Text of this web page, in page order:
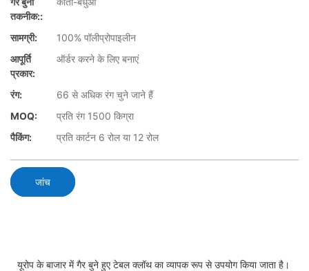
तकनीक::
सामग्री:
100% पॉलीप्रोपाइलीन
आपूर्ति
प्रकार:
ऑर्डर करने के लिए बनाएं
रंग:
66 से अधिक रंग चुने जाने हैं
MOQ:
प्रति रंग 1500 किग्रा
पैकिंग:
प्रति कार्टन 6 रोल या 12 रोल
जांच
यूरोप के बाजार में गैर बुने हुए टेबल क्लॉथ का व्यापक रूप से उपयोग किया जाता है।